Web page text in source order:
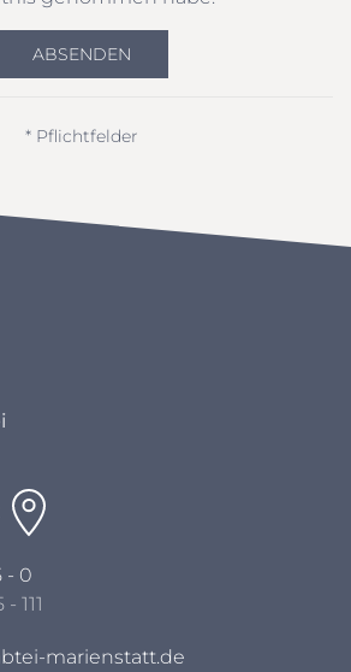
ABSENDEN
* Pflichtfelder
- 0
111
marienstatt.de